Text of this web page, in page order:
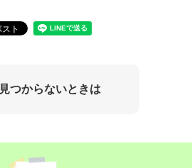
見つからないときは